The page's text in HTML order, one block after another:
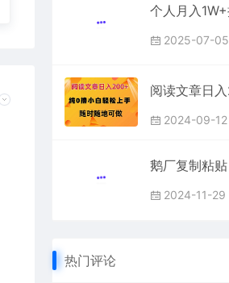
2025-07-05
2024-09-12
2024-11-29
热门评论